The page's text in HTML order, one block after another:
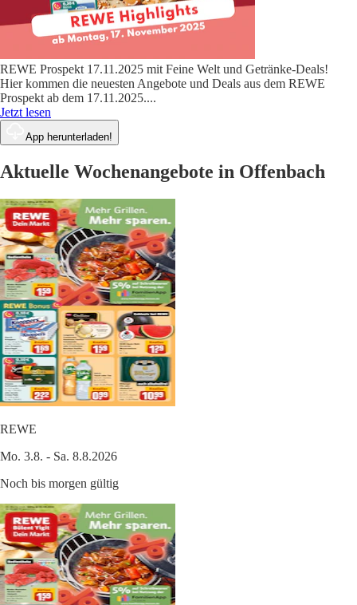
REWE Prospekt 17.11.2025 mit Feine Welt und Getränke-Deals!
Hier kommen die neuesten Angebote und Deals aus dem REWE
Prospekt ab dem 17.11.2025....
Jetzt lesen
App herunterladen!
Aktuelle Wochenangebote in Offenbach
REWE
Mo. 3.8. - Sa. 8.8.2026
Noch bis morgen gültig